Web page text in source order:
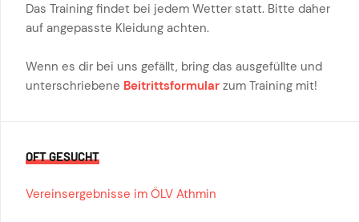
Das Training findet bei jedem Wetter statt. Bitte daher
auf angepasste Kleidung achten.
Wenn es dir bei uns gefällt, bring das ausgefüllte und
unterschriebene Beitrittsformular zum Training mit!
OFT GESUCHT
Vereinsergebnisse im ÖLV Athmin